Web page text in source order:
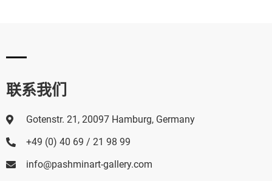
联系我们
Gotenstr. 21, 20097 Hamburg, Germany
+49 (0) 40 69 / 21 98 99
info@pashminart-gallery.com